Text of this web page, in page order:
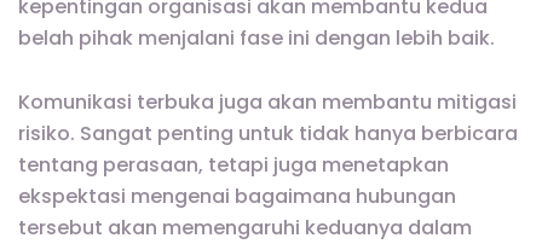
kepentingan organisasi akan membantu kedua
belah pihak menjalani fase ini dengan lebih baik.
Komunikasi terbuka juga akan membantu mitigasi
risiko. Sangat penting untuk tidak hanya berbicara
tentang perasaan, tetapi juga menetapkan
ekspektasi mengenai bagaimana hubungan
tersebut akan memengaruhi keduanya dalam